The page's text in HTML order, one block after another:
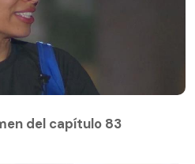
del capítulo 83